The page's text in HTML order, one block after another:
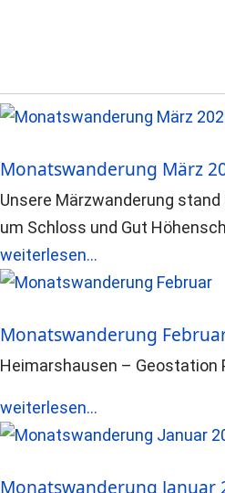
Monatswanderung März
Unsere Märzwanderung
um Schloss und Gut
weiterlesen...
Monatswanderung
Heimarshausen – Geostation
weiterlesen...
Monatswanderung Januar